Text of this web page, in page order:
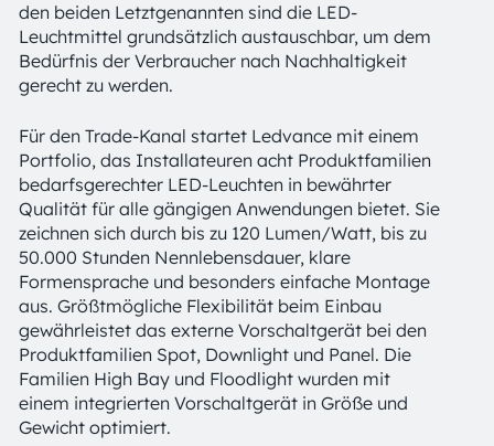
den beiden Letztgenannten sind die LED-
Leuchtmittel grundsätzlich austauschbar, um dem
Bedürfnis der Verbraucher nach Nachhaltigkeit
gerecht zu werden.
Für den Trade-Kanal startet Ledvance mit einem
Portfolio, das Installateuren acht Produktfamilien
bedarfsgerechter LED-Leuchten in bewährter
Qualität für alle gängigen Anwendungen bietet. Sie
zeichnen sich durch bis zu 120 Lumen/Watt, bis zu
50.000 Stunden Nennlebensdauer, klare
Formensprache und besonders einfache Montage
aus. Größtmögliche Flexibilität beim Einbau
gewährleistet das externe Vorschaltgerät bei den
Produktfamilien Spot, Downlight und Panel. Die
Familien High Bay und Floodlight wurden mit
einem integrierten Vorschaltgerät in Größe und
Gewicht optimiert.